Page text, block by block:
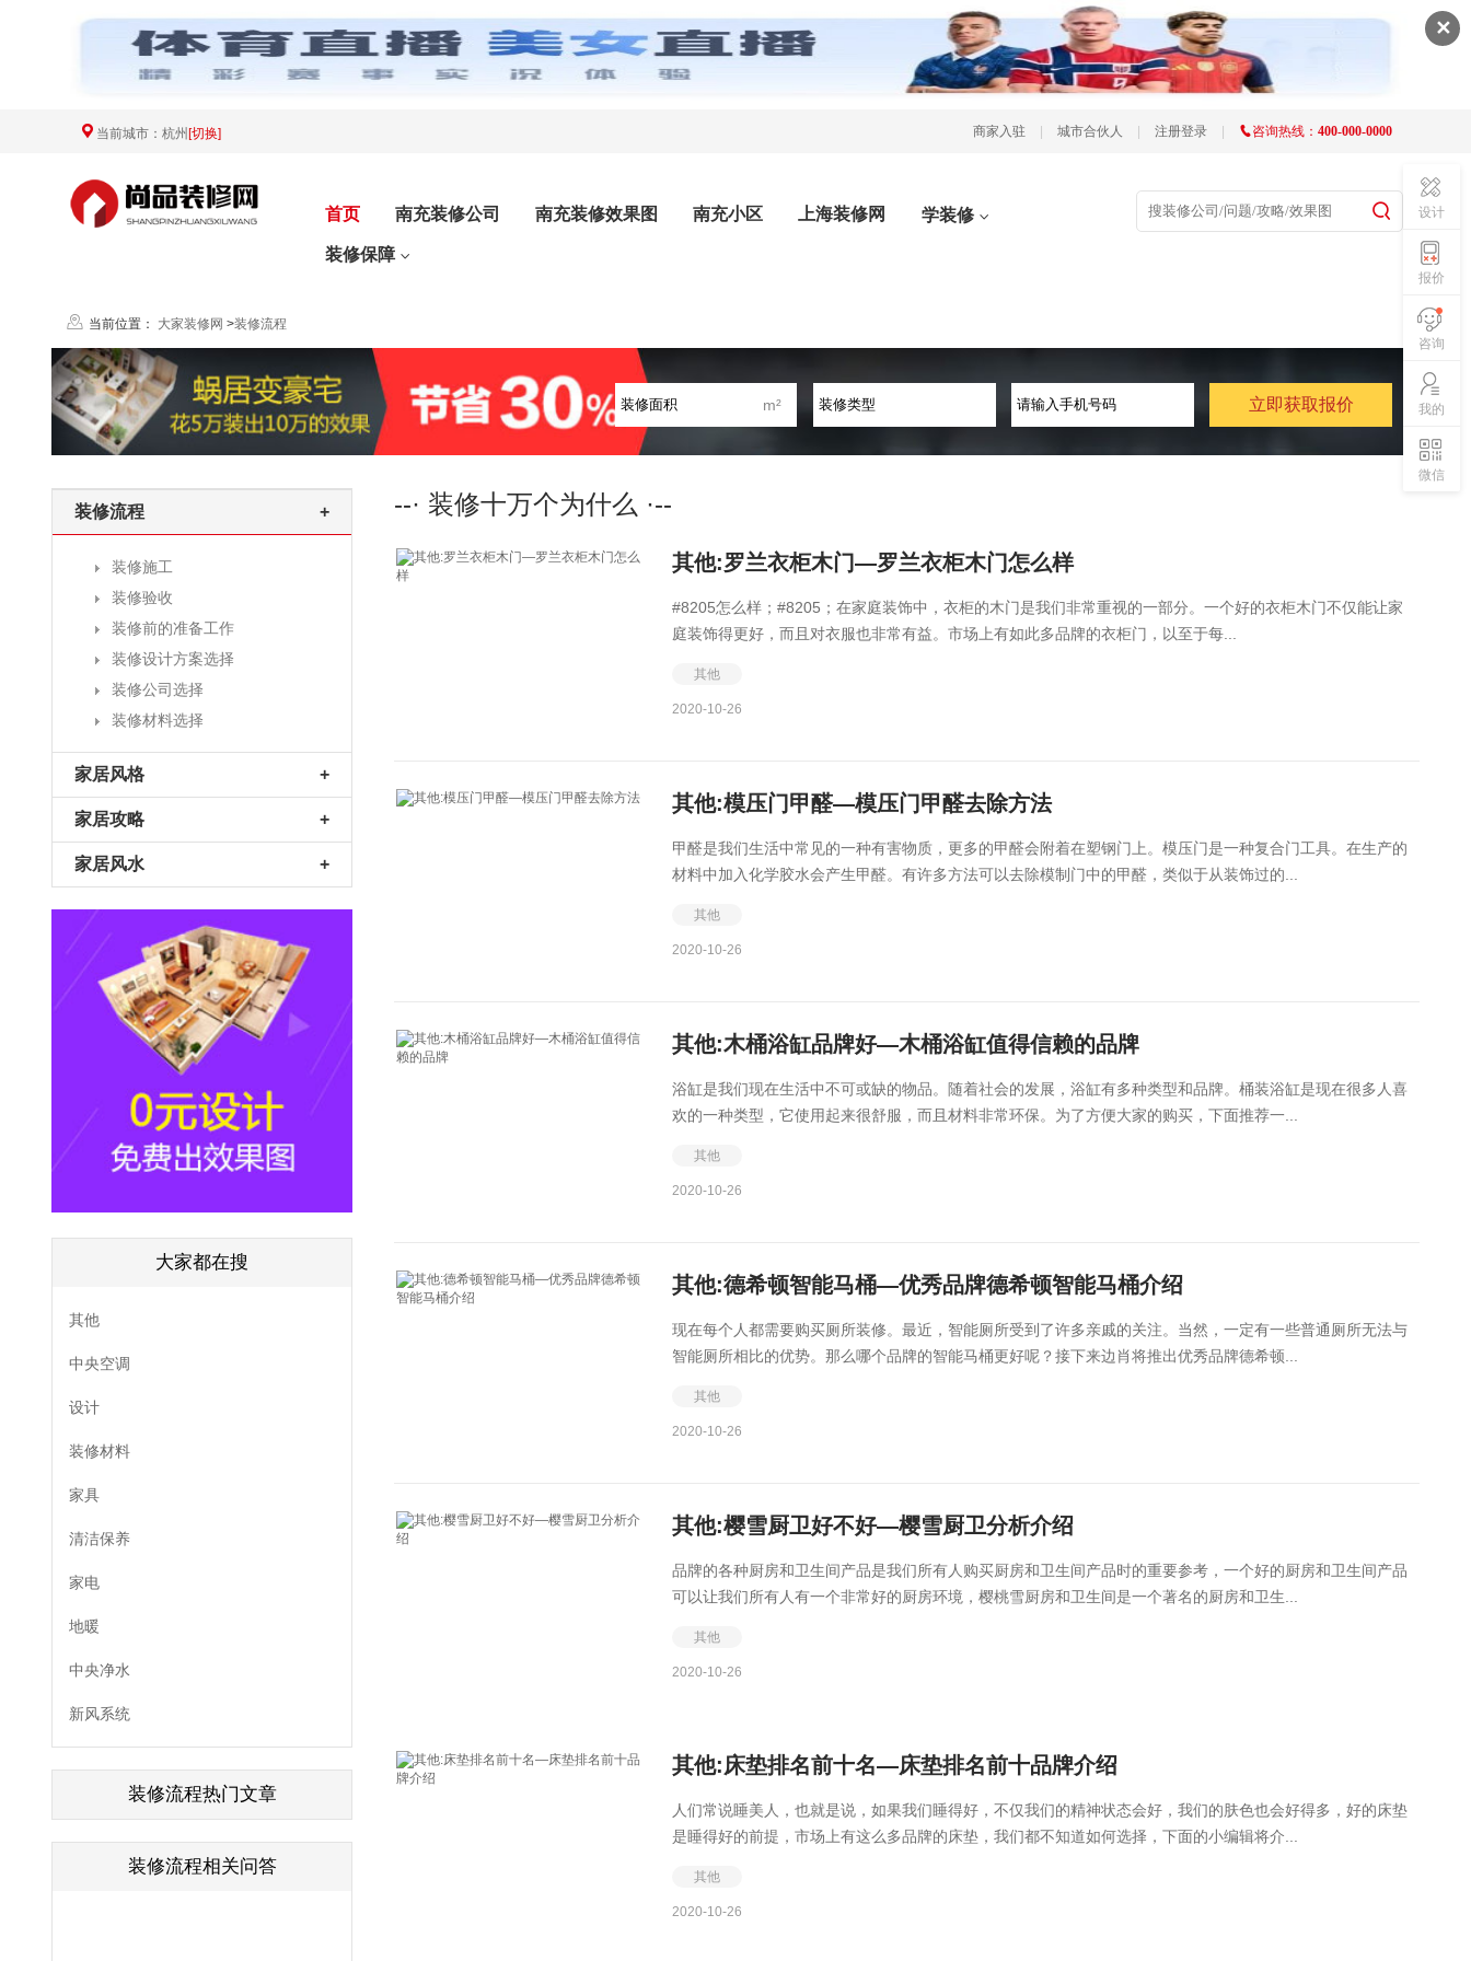
✕
当前城市： 杭州 [切换] 商家入驻 城市合伙人 注册登录 咨询热线： 400-000-0000
首页 南充装修公司 南充装修效果图 南充小区 上海装修网 学装修
装修保障
当前位置： 大家装修网 >装修流程
m²
装修流程 +
装修施工
装修验收
装修前的准备工作
装修设计方案选择
装修公司选择
装修材料选择
家居风格 +
家居攻略 +
家居风水 +
大家都在搜
其他
中央空调
设计
装修材料
家具
清洁保养
家电
地暖
中央净水
新风系统
装修流程热门文章
装修流程相关问答
--· 装修十万个为什么 ·--
其他:罗兰衣柜木门—罗兰衣柜木门怎么样
#8205怎么样；#8205；在家庭装饰中，衣柜的木门是我们非常重视的一部分。一个好的衣柜木门不仅能让家
庭装饰得更好，而且对衣服也非常有益。市场上有如此多品牌的衣柜门，以至于每...
其他
2020-10-26
其他:模压门甲醛—模压门甲醛去除方法
甲醛是我们生活中常见的一种有害物质，更多的甲醛会附着在塑钢门上。模压门是一种复合门工具。在生产的
材料中加入化学胶水会产生甲醛。有许多方法可以去除模制门中的甲醛，类似于从装饰过的...
其他
2020-10-26
其他:木桶浴缸品牌好—木桶浴缸值得信赖的品牌
浴缸是我们现在生活中不可或缺的物品。随着社会的发展，浴缸有多种类型和品牌。桶装浴缸是现在很多人喜
欢的一种类型，它使用起来很舒服，而且材料非常环保。为了方便大家的购买，下面推荐一...
其他
2020-10-26
其他:德希顿智能马桶—优秀品牌德希顿智能马桶介绍
现在每个人都需要购买厕所装修。最近，智能厕所受到了许多亲戚的关注。当然，一定有一些普通厕所无法与
智能厕所相比的优势。那么哪个品牌的智能马桶更好呢？接下来边肖将推出优秀品牌德希顿...
其他
2020-10-26
其他:樱雪厨卫好不好—樱雪厨卫分析介绍
品牌的各种厨房和卫生间产品是我们所有人购买厨房和卫生间产品时的重要参考，一个好的厨房和卫生间产品
可以让我们所有人有一个非常好的厨房环境，樱桃雪厨房和卫生间是一个著名的厨房和卫生...
其他
2020-10-26
其他:床垫排名前十名—床垫排名前十品牌介绍
人们常说睡美人，也就是说，如果我们睡得好，不仅我们的精神状态会好，我们的肤色也会好得多，好的床垫
是睡得好的前提，市场上有这么多品牌的床垫，我们都不知道如何选择，下面的小编辑将介...
其他
2020-10-26
设计
报价
咨询
我的
微信